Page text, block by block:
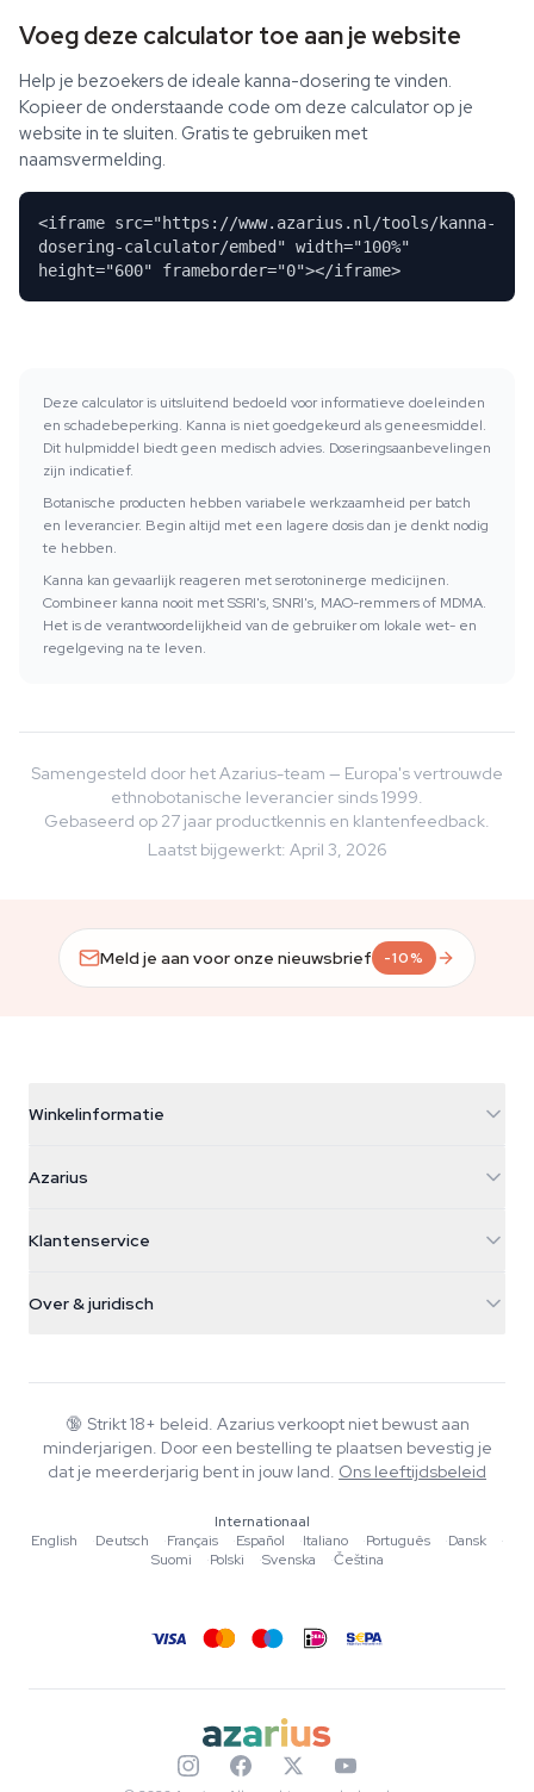
Voeg deze calculator toe aan je website
Help je bezoekers de ideale kanna-dosering te vinden.
Kopieer de onderstaande code om deze calculator op je
website in te sluiten. Gratis te gebruiken met
naamsvermelding.
<iframe src="https://www.azarius.nl/tools/kanna-
dosering-calculator/embed" width="100%"
height="600" frameborder="0"></iframe>
Deze calculator is uitsluitend bedoeld voor informatieve doeleinden
en schadebeperking. Kanna is niet goedgekeurd als geneesmiddel.
Dit hulpmiddel biedt geen medisch advies. Doseringsaanbevelingen
zijn indicatief.
Botanische producten hebben variabele werkzaamheid per batch
en leverancier. Begin altijd met een lagere dosis dan je denkt nodig
te hebben.
Kanna kan gevaarlijk reageren met serotoninerge medicijnen.
Combineer kanna nooit met SSRI's, SNRI's, MAO-remmers of MDMA.
Het is de verantwoordelijkheid van de gebruiker om lokale wet- en
regelgeving na te leven.
Samengesteld door het Azarius-team — Europa's vertrouwde
ethnobotanische leverancier sinds 1999.
Gebaseerd op 27 jaar productkennis en klantenfeedback.
Laatst bijgewerkt: April 3, 2026
Meld je aan voor onze nieuwsbrief -10%
Winkelinformatie
Galvaniweg 11
Nederland
+31(0)204897914
Azarius
Smokeshop
Klantenservice
Retourbeleid
Veelgestelde vragen
Privacybeleid
Over & juridisch
Wiki
Schrijvers
Tools & Calculators
🔞 Strikt 18+ beleid. Azarius verkoopt niet bewust aan
minderjarigen. Door een bestelling te plaatsen bevestig je
dat je meerderjarig bent in jouw land. Ons leeftijdsbeleid
Internationaal
English
·Deutsch ·Français ·Español ·Italiano ·Português ·Dansk
·
Suomi
·Polski ·Svenska ·Čeština